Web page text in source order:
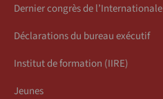
Dernier congrès de l’Internationale
Déclarations du bureau exécutif
Institut de formation (IIRE)
Jeunes